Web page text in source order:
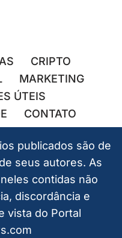
CRIPTO
MARKETING
ÚTEIS
CONTATO
publicados são de
seus autores. As
contidas não
discordância e
vista do Portal